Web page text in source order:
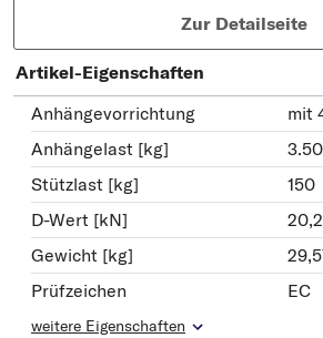
Zur Detailseite
Artikel-Eigenschaften
Anhängevorrichtung
mit
Anhängelast [kg]
Stützlast [kg]
150
D-Wert [kN]
20,2
Gewicht [kg]
Prüfzeichen
EC
weitere Eigenschaften